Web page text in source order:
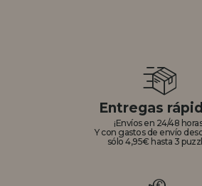
Entregas
¡Envíos en 24/48
Y con gastos de envío
sólo 4,95€ hasta 3